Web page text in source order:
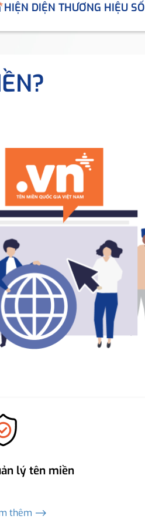
HIỆN DIỆN THƯƠNG HIỆU SỐ
lý tên miền
thêm ⟶